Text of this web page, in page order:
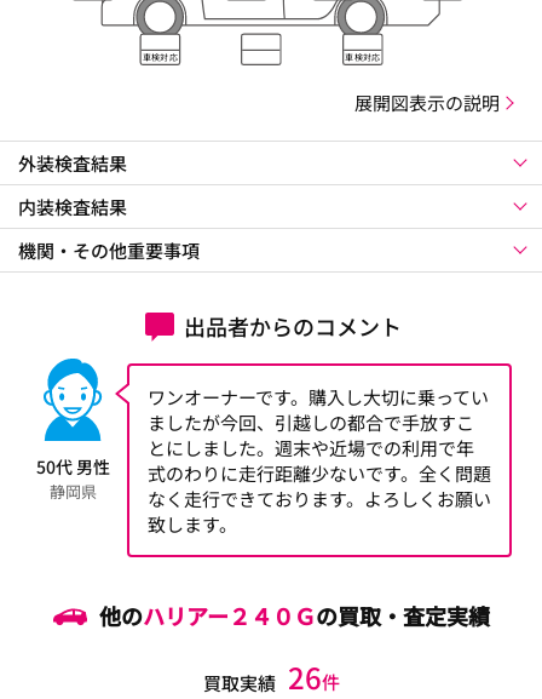
車検対応 車検対応
展開図表示の説明
外装検査結果
内装検査結果
機関・その他重要事項
出品者からのコメント
50代 男性
静岡県
ワンオーナーです。購入し大切に乗ってい
ましたが今回、引越しの都合で手放すこ
とにしました。週末や近場での利用で年
式のわりに走行距離少ないです。全く問題
なく走行できております。よろしくお願い
致します。
他のハリアー２４０Ｇの買取・査定実績
買取実績 26件